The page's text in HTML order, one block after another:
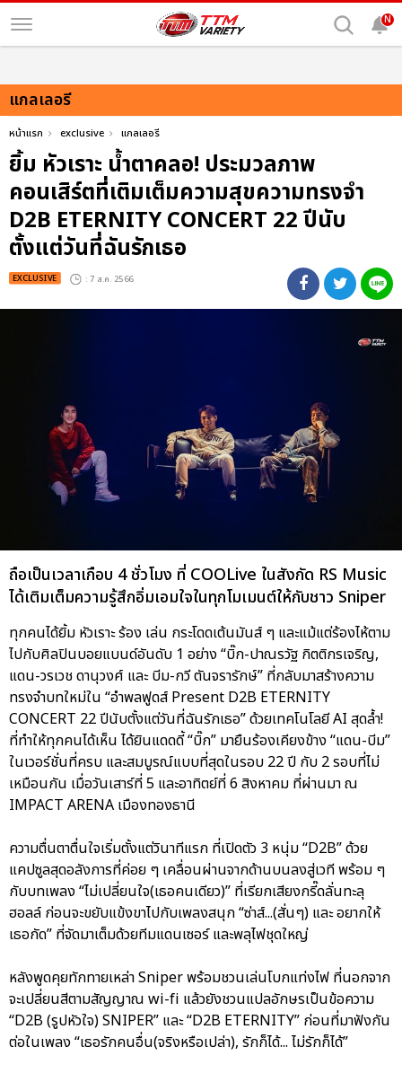
N
แกลเลอรี
หน้าแรก exclusive แกลเลอรี
ยิ้ม หัวเราะ น้ำตาคลอ! ประมวลภาพ
คอนเสิร์ตที่เติมเต็มความสุขความทรงจำ
D2B ETERNITY CONCERT 22 ปีนับ
ตั้งแต่วันที่ฉันรักเธอ
EXCLUSIVE : 7 ส.ค. 2566
ถือเป็นเวลาเกือบ 4 ชั่วโมง ที่ COOLive ในสังกัด RS Music
ได้เติมเต็มความรู้สึกอิ่มเอมใจในทุกโมเมนต์ให้กับชาว Sniper
ทุกคนได้ยิ้ม หัวเราะ ร้อง เล่น กระโดดเต้นมันส์ ๆ และแม้แต่ร้องไห้ตาม
ไปกับศิลปินบอยแบนด์อันดับ 1 อย่าง “บิ๊ก-ปาณรวัฐ กิตติกรเจริญ,
แดน-วรเวช ดานุวงศ์ และ บีม-กวี ตันจรารักษ์” ที่กลับมาสร้างความ
ทรงจำบทใหม่ใน “อำพลฟูดส์ Present D2B ETERNITY
CONCERT 22 ปีนับตั้งแต่วันที่ฉันรักเธอ” ด้วยเทคโนโลยี AI สุดล้ำ!
ที่ทำให้ทุกคนได้เห็น ได้ยินแดดดี้ “บิ๊ก” มายืนร้องเคียงข้าง “แดน-บีม”
ในเวอร์ชั่นที่ครบ และสมบูรณ์แบบที่สุดในรอบ 22 ปี กับ 2 รอบที่ไม่
เหมือนกัน เมื่อวันเสาร์ที่ 5 และอาทิตย์ที่ 6 สิงหาคม ที่ผ่านมา ณ
IMPACT ARENA เมืองทองธานี
ความตื่นตาตื่นใจเริ่มตั้งแต่วินาทีแรก ที่เปิดตัว 3 หนุ่ม “D2B” ด้วย
แคปซูลสุดอลังการที่ค่อย ๆ เคลื่อนผ่านจากด้านบนลงสู่เวที พร้อม ๆ
กับบทเพลง “ไม่เปลี่ยนใจ(เธอคนเดียว)” ที่เรียกเสียงกรี๊ดลั่นทะลุ
ฮอลล์ ก่อนจะขยับแข้งขาไปกับเพลงสนุก “ซ่าส์...(สั่นๆ) และ อยากให้
เธอกัด” ที่จัดมาเต็มด้วยทีมแดนเซอร์ และพลุไฟชุดใหญ่
หลังพูดคุยทักทายเหล่า Sniper พร้อมชวนเล่นโบกแท่งไฟ ที่นอกจาก
จะเปลี่ยนสีตามสัญญาณ wi-fi แล้วยังชวนแปลอักษรเป็นข้อความ
“D2B (รูปหัวใจ) SNIPER” และ “D2B ETERNITY” ก่อนที่มาฟังกัน
ต่อในเพลง “เธอรักคนอื่น(จริงหรือเปล่า), รักก็ได้... ไม่รักก็ได้”